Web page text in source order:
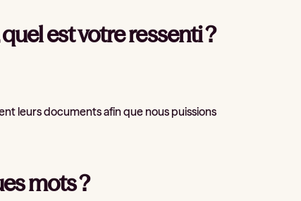
est votre ressenti ?
leurs documents afin que nous puissions
mots ?